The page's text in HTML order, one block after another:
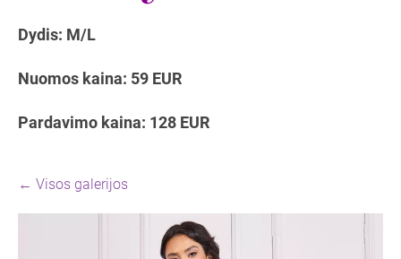
Dydis: M/L
Nuomos kaina: 59 EUR
Pardavimo kaina: 128 EUR
Visos galerijos